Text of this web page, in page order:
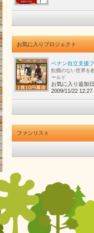
お気に入りプロジェクト
ベナン自立支援
飢餓のない世界を
ールド
お気に入り追加
2009/11/22 12:27
ファンリスト